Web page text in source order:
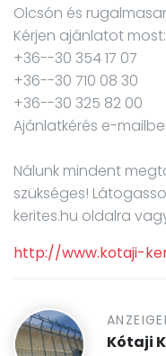
Olcsón és
Kérjen ajánlatot most:
+36--30 354 17 07
+36--30 710 08 30
+36--30 325 82 00
Ajánlatkérés e-
Nálunk mindent
szükséges!
http://www.kotaji-
Kótaji